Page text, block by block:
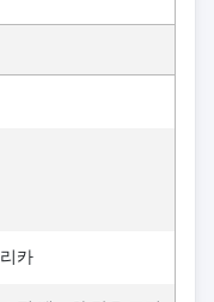
카